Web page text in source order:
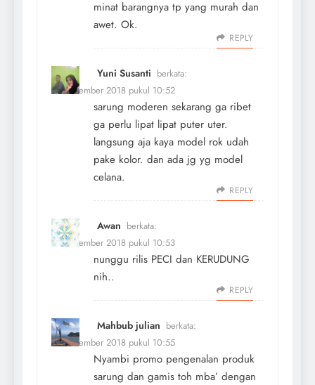
minat barangnya tp yang murah dan
awet. Ok.
REPLY
Yuni Susanti berkata:
11 November 2018 pukul 10:52
sarung moderen sekarang ga ribet
ga perlu lipat lipat puter uter.
langsung aja kaya model rok udah
pake kolor. dan ada jg yg model
celana.
REPLY
Awan berkata:
11 November 2018 pukul 10:53
nunggu rilis PECI dan KERUDUNG
nih..
REPLY
Mahbub julian berkata:
11 November 2018 pukul 10:55
Nyambi promo pengenalan produk
sarung dan gamis toh mba’ dengan